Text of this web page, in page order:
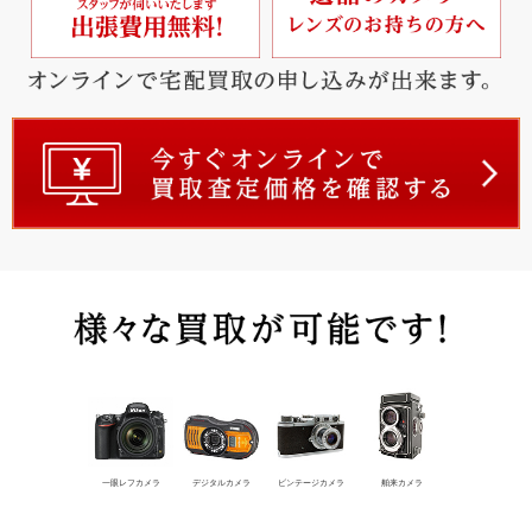
一眼レフカメラ デジタルカメラ ビンテージカメラ 舶来カメラ